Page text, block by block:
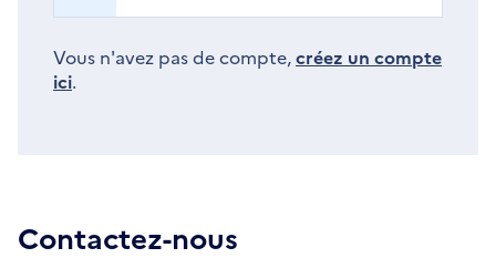
Vous n'avez pas de compte,créez un compte
ici.
Contactez-nous